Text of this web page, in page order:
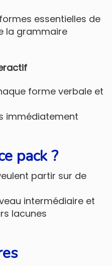
essentielles de
la grammaire
forme verbale et
immédiatement
pack ?
partir sur de
intermédiaire et
lacunes